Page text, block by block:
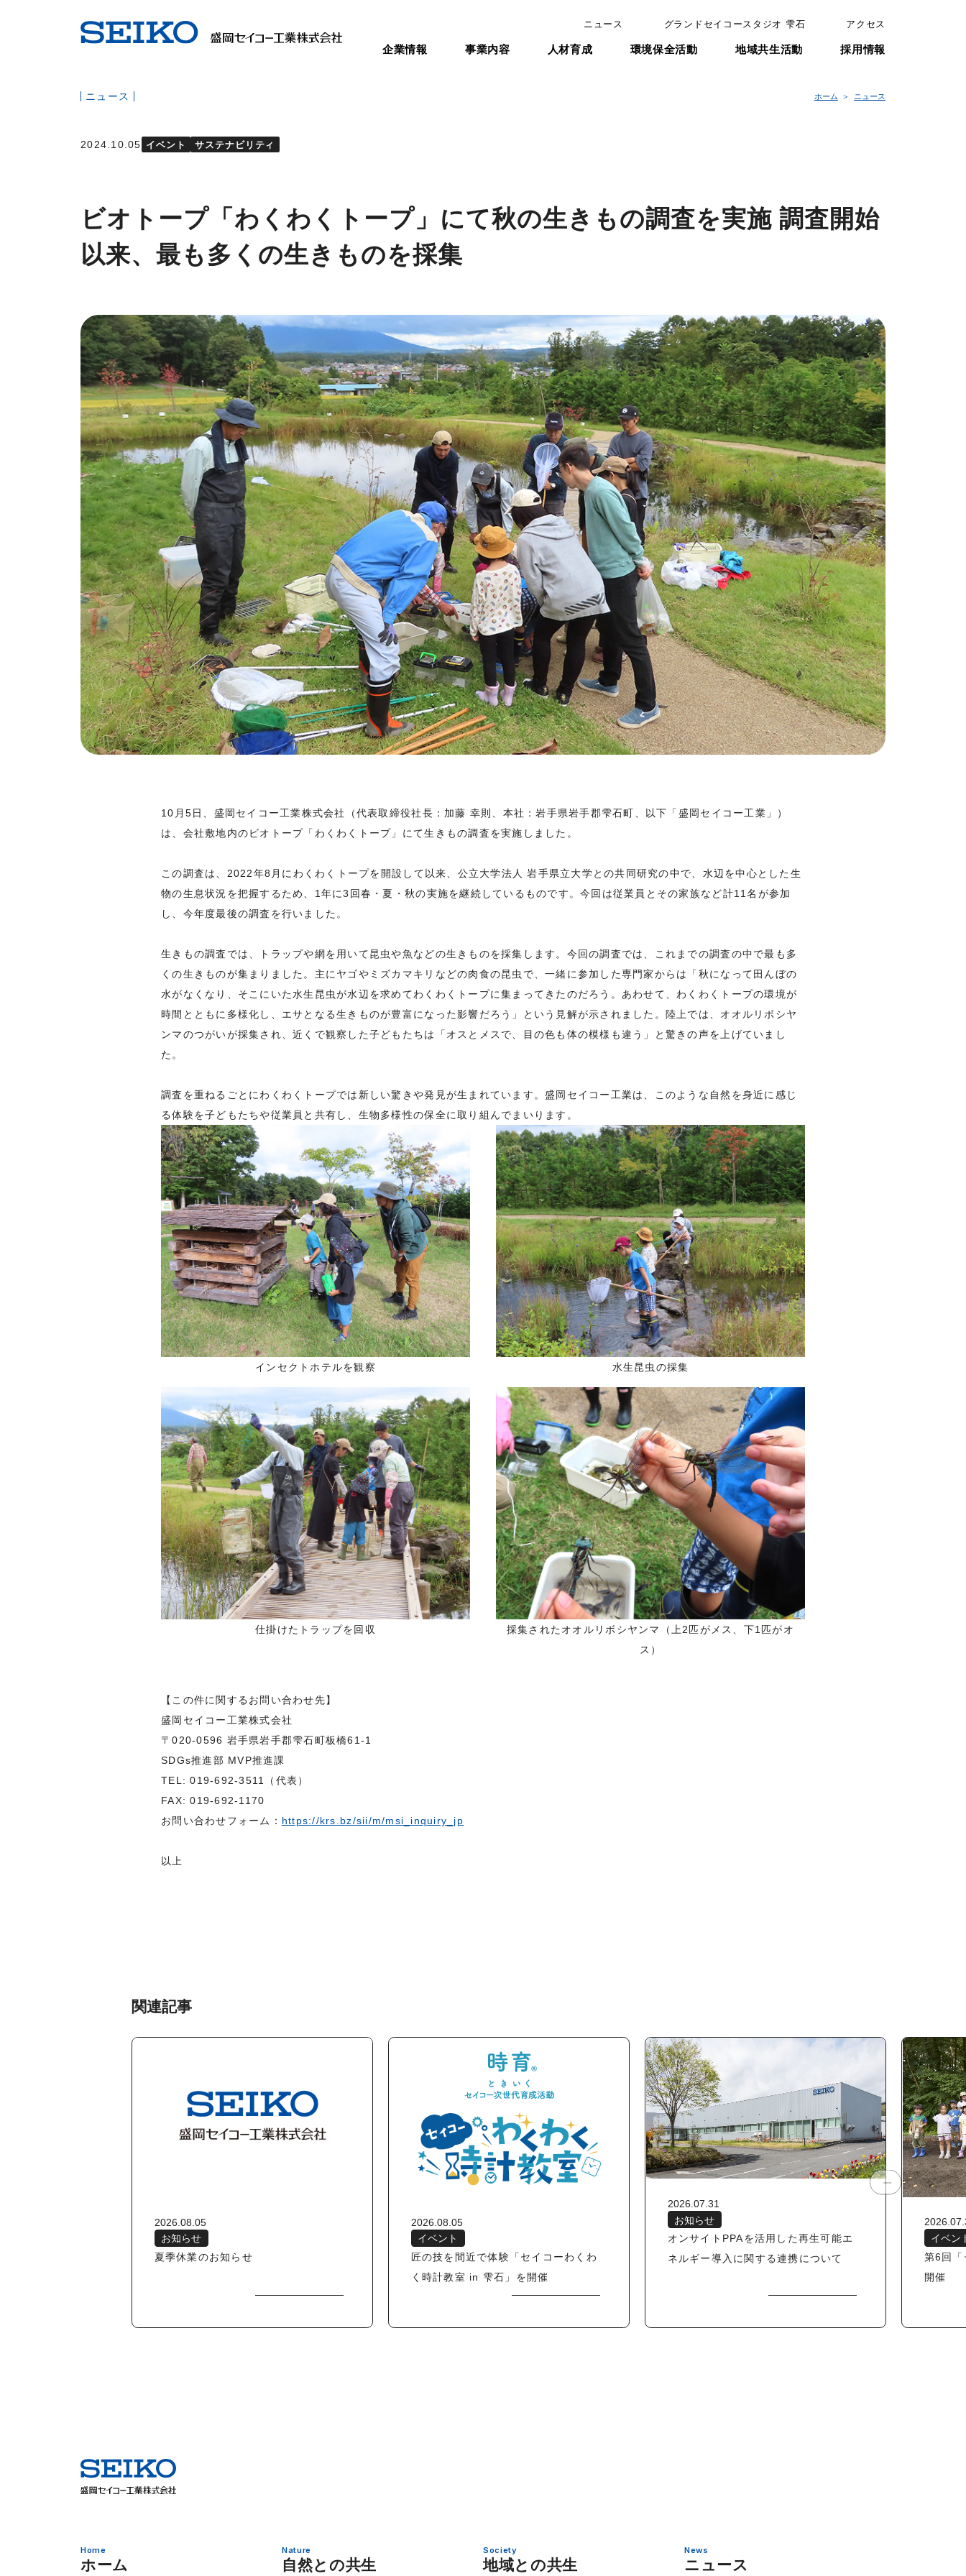
ニュース グランドセイコースタジオ 雫石 アクセス
企業情報 事業内容 人材育成 環境保全活動 地域共生活動 採用情報
ニュース ホーム ニュース
2024.10.05 イベント サステナビリティ
ビオトープ「わくわくトープ」にて秋の生きもの調査を実施 調査開始
以来、最も多くの生きものを採集
10月5日、盛岡セイコー工業株式会社（代表取締役社長：加藤 幸則、本社：岩手県岩手郡雫石町、以下「盛岡セイコー工業」）
は、会社敷地内のビオトープ「わくわくトープ」にて生きもの調査を実施しました。
この調査は、2022年8月にわくわくトープを開設して以来、公立大学法人 岩手県立大学との共同研究の中で、水辺を中心とした生
物の生息状況を把握するため、1年に3回春・夏・秋の実施を継続しているものです。今回は従業員とその家族など計11名が参加
し、今年度最後の調査を行いました。
生きもの調査では、トラップや網を用いて昆虫や魚などの生きものを採集します。今回の調査では、これまでの調査の中で最も多
くの生きものが集まりました。主にヤゴやミズカマキリなどの肉食の昆虫で、一緒に参加した専門家からは「秋になって田んぼの
水がなくなり、そこにいた水生昆虫が水辺を求めてわくわくトープに集まってきたのだろう。あわせて、わくわくトープの環境が
時間とともに多様化し、エサとなる生きものが豊富になった影響だろう」という見解が示されました。陸上では、オオルリボシヤ
ンマのつがいが採集され、近くで観察した子どもたちは「オスとメスで、目の色も体の模様も違う」と驚きの声を上げていまし
た。
調査を重ねるごとにわくわくトープでは新しい驚きや発見が生まれています。盛岡セイコー工業は、このような自然を身近に感じ
る体験を子どもたちや従業員と共有し、生物多様性の保全に取り組んでまいります。
インセクトホテルを観察 水生昆虫の採集
仕掛けたトラップを回収
採集されたオオルリボシヤンマ（上2匹がメス、下1匹がオ
ス）
【この件に関するお問い合わせ先】
盛岡セイコー工業株式会社
〒020-0596 岩手県岩手郡雫石町板橋61-1
SDGs推進部 MVP推進課
TEL: 019-692-3511（代表）
FAX: 019-692-1170
お問い合わせフォーム： https://krs.bz/sii/m/msi_inquiry_jp
以上
関連記事
2026.08.05
お知らせ
夏季休業のお知らせ
2026.08.05
イベント
匠の技を間近で体験「セイコーわくわ
く時計教室 in 雫石」を開催
2026.07.31
お知らせ
オンサイトPPAを活用した再生可能エ
ネルギー導入に関する連携について
イベン
第6回「
開催
Home
ホーム
Nature
自然との共生
Society
地域との共生
News
ニュース